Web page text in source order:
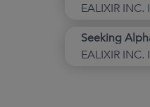
EALIXIR INC.
Seeking
EALIXIR INC.